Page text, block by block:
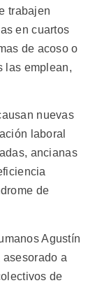
trabajen
en cuartos
de acoso o
las emplean,
nuevas
laboral
ancianas
de
Agustín
asesorado a
de